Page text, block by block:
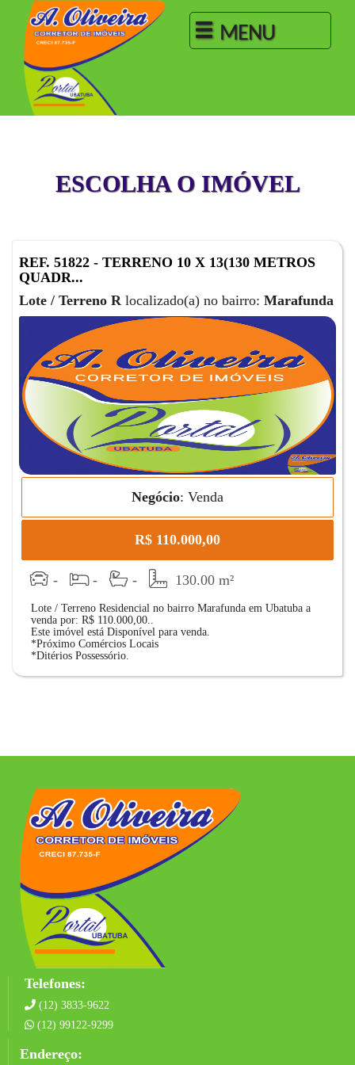
MENU
ESCOLHA O IMÓVEL
REF. 51822 - TERRENO 10 X 13(130 METROS
QUADR...
Lote / Terreno R localizado(a) no bairro: Marafunda
Negócio: Venda
R$ 110.000,00
- - - 130.00 m²
Lote / Terreno Residencial no bairro Marafunda em Ubatuba a
venda por: R$ 110.000,00..
Este imóvel está Disponível para venda.
*Próximo Comércios Locais
*Ditérios Possessório.
Telefones:
(12) 3833-9622
(12) 99122-9299
Endereço: